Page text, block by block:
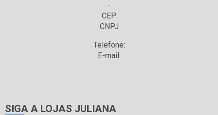
-
CEP
CNPJ
Telefone:
E-mail:
SIGA A LOJAS JULIANA